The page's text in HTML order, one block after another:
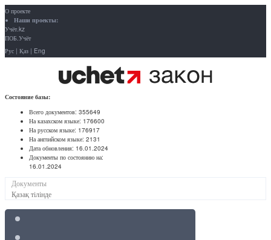
О проекте
Наши проекты:
Учёт.kz
ПОБ.Учёт
Рус | Қаз | Eng
Состояние базы:
Всего документов: 355649
На казахском языке: 176600
На русском языке: 176917
На английском языке: 2131
Дата обновления: 16.01.2024
Документы по состоянию на:
16.01.2024
Документы
Қазақ тілінде